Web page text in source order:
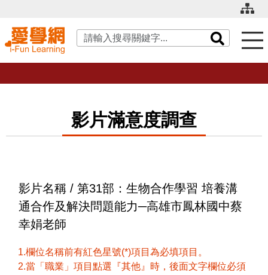
關鍵字搜尋
影片滿意度調查
影片名稱 / 第31部：生物合作學習 培養溝
通合作及解決問題能力─高雄市鳳林國中蔡
幸娟老師
1.欄位名稱前有紅色星號(*)項目為必填項目。
2.當「職業」項目點選『其他』時，後面文字欄位必須